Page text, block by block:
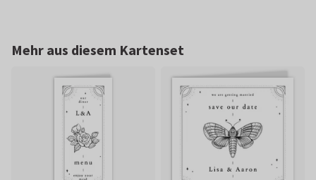
Mehr aus diesem Kartenset